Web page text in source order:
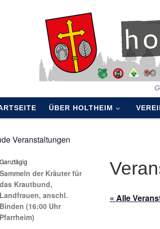
ÜBER HOLTHEIM
« Alle
Veranstaltungen
Ganztägig
Sammeln der Kräuter für
das Krautbund,
Landfrauen, anschl.
Binden (16:00 Uhr
Pfarrheim)